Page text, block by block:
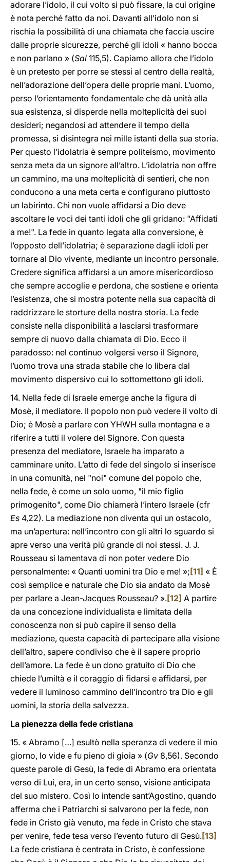
adorare l’idolo, il cui volto si può fissare, la cui origine
è nota perché fatto da noi. Davanti all’idolo non si
rischia la possibilità di una chiamata che faccia uscire
dalle proprie sicurezze, perché gli idoli « hanno bocca
e non parlano » (Sal 115,5). Capiamo allora che l’idolo
è un pretesto per porre se stessi al centro della realtà,
nell’adorazione dell’opera delle proprie mani. L’uomo,
perso l’orientamento fondamentale che dà unità alla
sua esistenza, si disperde nella molteplicità dei suoi
desideri; negandosi ad attendere il tempo della
promessa, si disintegra nei mille istanti della sua storia.
Per questo l’idolatria è sempre politeismo, movimento
senza meta da un signore all’altro. L’idolatria non offre
un cammino, ma una molteplicità di sentieri, che non
conducono a una meta certa e configurano piuttosto
un labirinto. Chi non vuole affidarsi a Dio deve
ascoltare le voci dei tanti idoli che gli gridano: "Affidati
a me!". La fede in quanto legata alla conversione, è
l’opposto dell’idolatria; è separazione dagli idoli per
tornare al Dio vivente, mediante un incontro personale.
Credere significa affidarsi a un amore misericordioso
che sempre accoglie e perdona, che sostiene e orienta
l’esistenza, che si mostra potente nella sua capacità di
raddrizzare le storture della nostra storia. La fede
consiste nella disponibilità a lasciarsi trasformare
sempre di nuovo dalla chiamata di Dio. Ecco il
paradosso: nel continuo volgersi verso il Signore,
l’uomo trova una strada stabile che lo libera dal
movimento dispersivo cui lo sottomettono gli idoli.
14. Nella fede di Israele emerge anche la figura di
Mosè, il mediatore. Il popolo non può vedere il volto di
Dio; è Mosè a parlare con YHWH sulla montagna e a
riferire a tutti il volere del Signore. Con questa
presenza del mediatore, Israele ha imparato a
camminare unito. L’atto di fede del singolo si inserisce
in una comunità, nel "noi" comune del popolo che,
nella fede, è come un solo uomo, "il mio figlio
primogenito", come Dio chiamerà l’intero Israele (cfr
Es 4,22). La mediazione non diventa qui un ostacolo,
ma un’apertura: nell’incontro con gli altri lo sguardo si
apre verso una verità più grande di noi stessi. J. J.
Rousseau si lamentava di non poter vedere Dio
personalmente: « Quanti uomini tra Dio e me! »; [11] « È
così semplice e naturale che Dio sia andato da Mosè
per parlare a Jean-Jacques Rousseau? ».[12] A partire
da una concezione individualista e limitata della
conoscenza non si può capire il senso della
mediazione, questa capacità di partecipare alla visione
dell’altro, sapere condiviso che è il sapere proprio
dell’amore. La fede è un dono gratuito di Dio che
chiede l’umiltà e il coraggio di fidarsi e affidarsi, per
vedere il luminoso cammino dell’incontro tra Dio e gli
uomini, la storia della salvezza.
La pienezza della fede cristiana
15. « Abramo […] esultò nella speranza di vedere il mio
giorno, lo vide e fu pieno di gioia » (Gv 8,56). Secondo
queste parole di Gesù, la fede di Abramo era orientata
verso di Lui, era, in un certo senso, visione anticipata
del suo mistero. Così lo intende sant’Agostino, quando
afferma che i Patriarchi si salvarono per la fede, non
fede in Cristo già venuto, ma fede in Cristo che stava
per venire, fede tesa verso l’evento futuro di Gesù.[13]
La fede cristiana è centrata in Cristo, è confessione